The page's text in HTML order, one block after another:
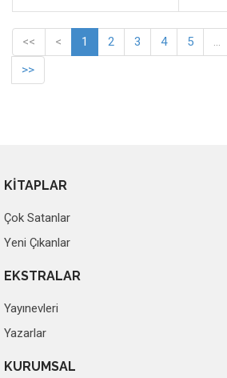
<< < 1 2 3 4 5 ...
>>
KİTAPLAR
Çok Satanlar
Yeni Çıkanlar
EKSTRALAR
Yayınevleri
Yazarlar
KURUMSAL